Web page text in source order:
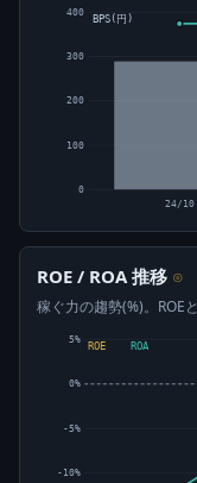
0
100
200
300
400
24/10
BPS(円)
ROE / ROA 推移 ⊙
稼ぐ力の趨勢(%)。ROE
-10%
-5%
0%
5%
ROE ROA